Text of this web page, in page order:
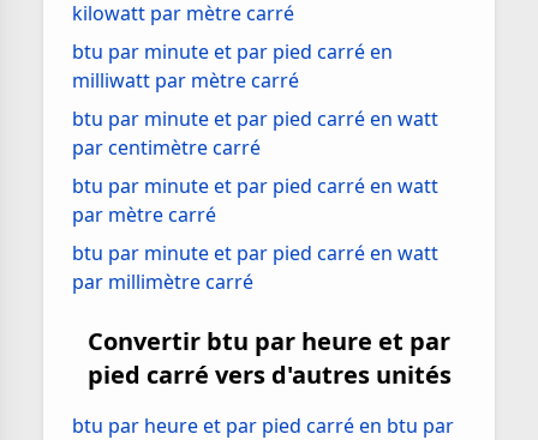
kilowatt par mètre carré
btu par minute et par pied carré en
milliwatt par mètre carré
btu par minute et par pied carré en watt
par centimètre carré
btu par minute et par pied carré en watt
par mètre carré
btu par minute et par pied carré en watt
par millimètre carré
Convertir btu par heure et par
pied carré vers d'autres unités
btu par heure et par pied carré en btu par